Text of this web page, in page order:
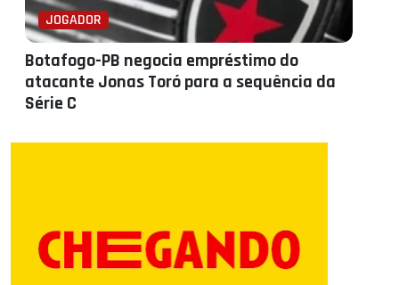
JOGADOR
Botafogo-PB negocia empréstimo do
atacante Jonas Toró para a sequência da
Série C